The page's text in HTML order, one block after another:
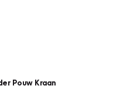
Pouw Kraan